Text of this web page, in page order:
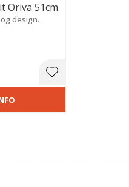
Oriva 51cm
design.
Lägg till i favoriter